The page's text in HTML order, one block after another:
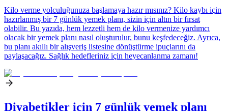
Kilo verme yolculuğunuza başlamaya hazır mısınız? Kilo kaybı için
hazırlanmış bir 7 günlük yemek planı, sizin için altın bir fırsat
olabilir. Bu yazıda, hem lezzetli hem de kilo vermenize yardımcı
olacak bir yemek planı nasıl oluşturulur, bunu keşfedeceğiz. Ayrıca,
bu planı akıllı bir alışveriş listesine dönüştürme ipuçlarını da
paylaşacağız. Sağlık hedefleriniz için heyecanlanma zamanı!
Diyabetikler için 7 günlük yemek planı